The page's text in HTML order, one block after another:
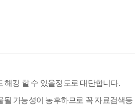
해킹 할 수 있을정도로 대단합니다.
가능성이 농후하므로 꼭 자료검색등